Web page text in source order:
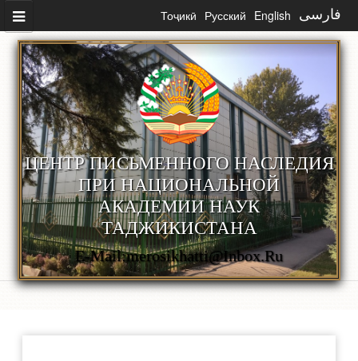
Перейти к основному содержаниюТоҷикӣ Русский English فارسی
ЦЕНТР ПИСЬМЕННОГО НАСЛЕДИЯ
ПРИ НАЦИОНАЛЬНОЙ
АКАДЕМИИ НАУК
ТАДЖИКИСТАНА
E-Mail:merosikhatti@inbox.ru